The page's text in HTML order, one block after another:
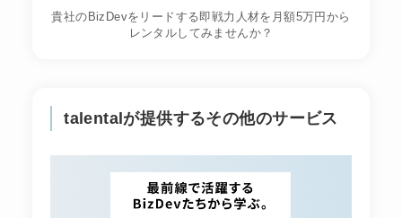
貴社のBizDevをリードする即戦力人材を月額5万円から
レンタルしてみませんか？
talentalが提供するその他のサービス